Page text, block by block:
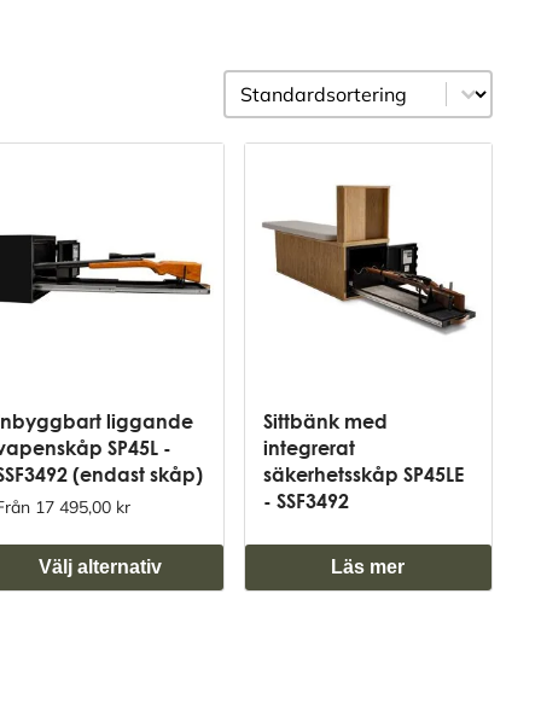
Sortering
Sort content
liggande
SP45L -
(endast skåp)
17 495,00 kr
Välj alternativ
Sittbänk med
integrerat
säkerhetsskåp SP45LE
- SSF3492
Läs mer